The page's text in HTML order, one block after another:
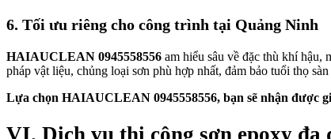
6. Tối ưu riêng cho công trình tại Quảng Ninh
HAIAUCLEAN 0945558556 am hiểu sâu về đặc thù khí hậu,
pháp vật liệu, chủng loại sơn phù hợp nhất, đảm bảo tuổi thọ
Lựa chọn HAIAUCLEAN 0945558556, bạn sẽ nhận được